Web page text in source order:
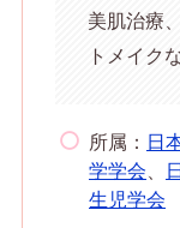
美肌治療
トメイク
所属： 日
学学会
生児学会